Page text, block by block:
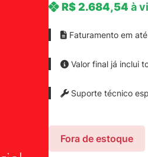
R$2.684,54 à
Faturamento em
Valor final já inclui
Suporte técnico
Fora de estoque